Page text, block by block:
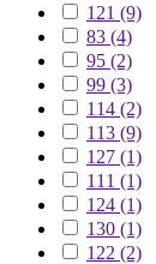
121 (9)
83 (4)
95 (2)
99 (3)
114 (2)
113 (9)
127 (1)
111 (1)
124 (1)
130 (1)
122 (2)